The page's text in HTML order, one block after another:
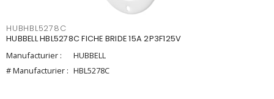
HUBHBL5278C
HUBBELL HBL5278C FICHE BRIDE 15A 2P3F125V
Manufacturier :
HUBBELL
# Manufacturier : HBL5278C